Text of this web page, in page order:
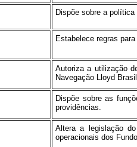
Dispõe sobre a
Estabelece regras
Autoriza a utilização
Navegação Lloyd
Dispõe sobre as
providências.
Altera a legislação
operacionais dos